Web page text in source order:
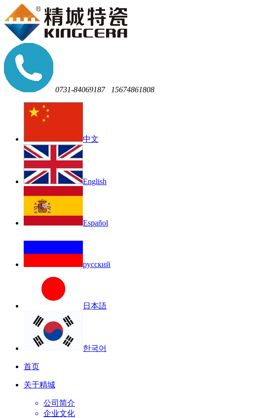
0731-84069187 15674861808
中文
English
Español
русский
日本語
한국어
首页
关于精城
公司简介
企业文化